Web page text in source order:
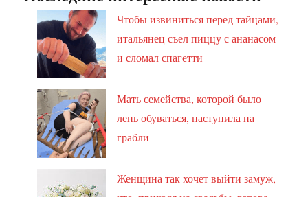
Чтобы извиниться перед тайцами,
итальянец съел пиццу с ананасом
и сломал спагетти
Мать семейства, которой было
лень обуваться, наступила на
грабли
Женщина так хочет выйти замуж,